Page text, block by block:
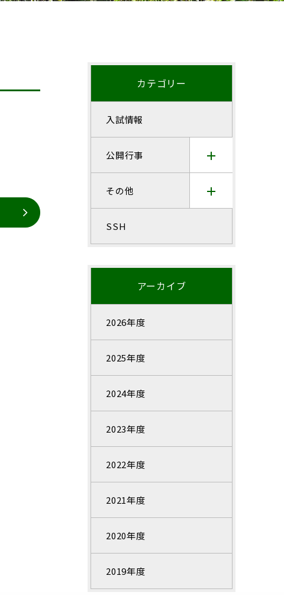
カテゴリー
入試情報
公開行事
その他
SSH
アーカイブ
2026年度
2025年度
2024年度
2023年度
2022年度
2021年度
2020年度
2019年度